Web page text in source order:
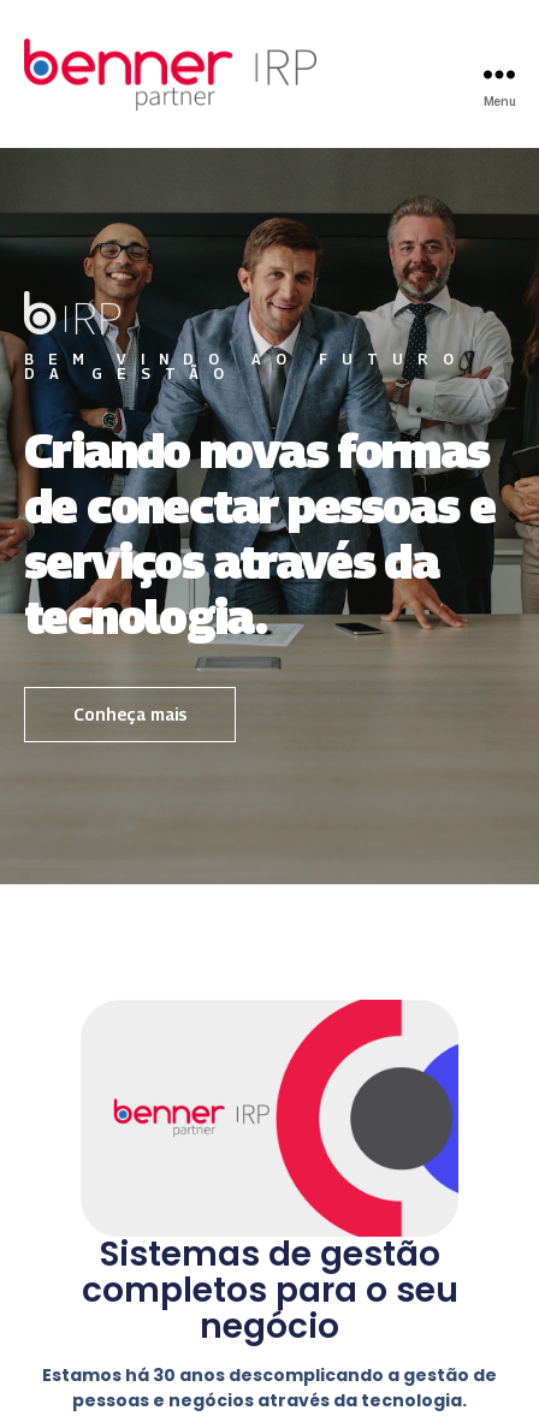
Menu
BEM VINDO AO FUTURO
DA GESTÃO
Criando novas formas
de conectar pessoas e
serviços através da
tecnologia.
Conheça mais
Sistemas de gestão
completos para o seu
negócio
Estamos há 30 anos descomplicando a gestão de
pessoas e negócios através da tecnologia.